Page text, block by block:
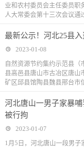
业和农村委员会主任委员职
人大常委会第十三次会议通
最新公示！河北25县入
2023-01-08
自然资源节约集约示范县（
县高邑县唐山市古冶区唐山
矿区邱县馆陶县魏县邢台市
河北唐山一男子家暴
被行拘
2023-01-07
1月5日，河北唐山一段男